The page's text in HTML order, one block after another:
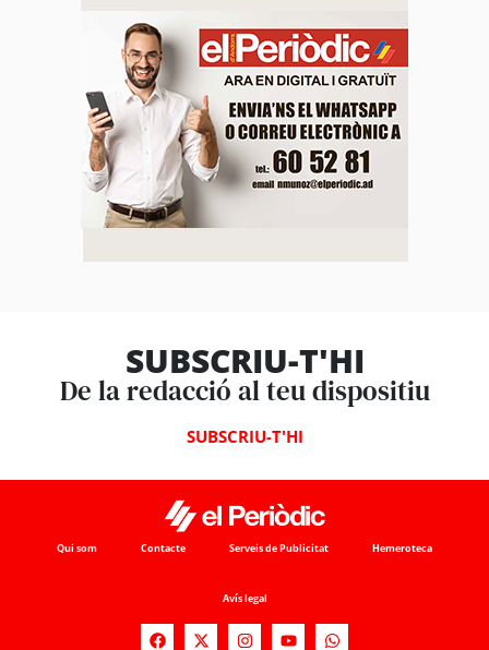
SUBSCRIU-T'HI
De la redacció al teu dispositiu
SUBSCRIU-T'HI
Qui som Contacte Serveis de Publicitat Hemeroteca
Avís legal